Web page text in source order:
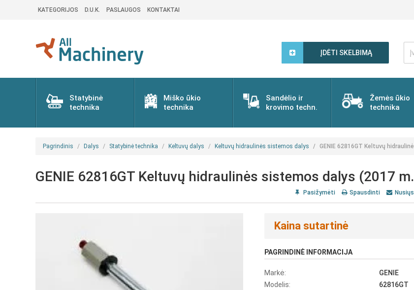
KATEGORIJOS D.U.K. PASLAUGOS KONTAKTAI
ĮDĖTI SKELBIMĄ
Statybinė
technika
Miško ūkio
technika
Sandėlio ir
krovimo techn.
Žemės ūkio
technika
Pagrindinis Dalys Statybinė technika Keltuvų dalys Keltuvų hidraulinės sistemos dalys GENIE 62816GT Keltuvų
GENIE 62816GT Keltuvų hidraulinės sistemos dalys (2017
Pasižymėti Spausdinti
Kaina sutartinė
PAGRINDINĖ INFORMACIJA
Markė:
GENIE
Modelis:
62816GT